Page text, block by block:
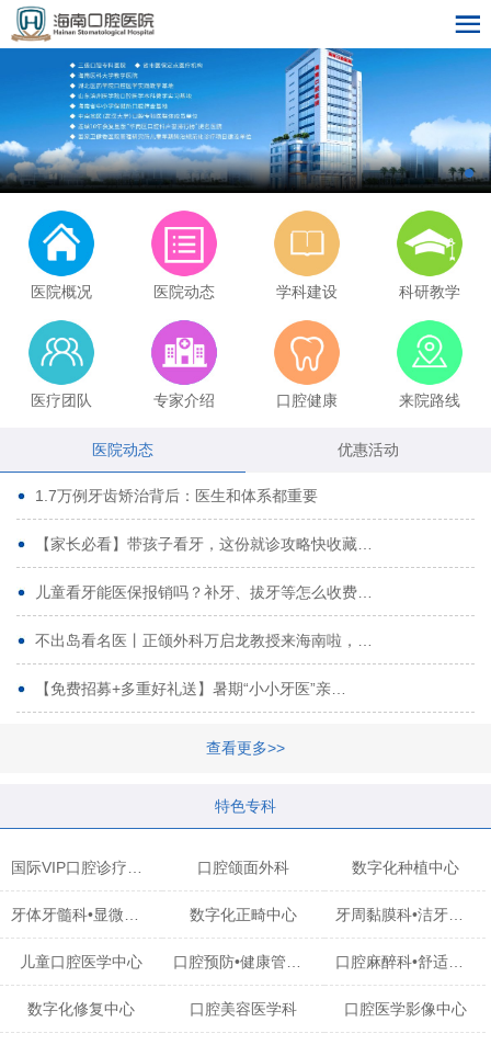
医院概况 医院动态 学科建设 科研教学
医疗团队 专家介绍 口腔健康 来院路线
医院动态 优惠活动
1.7万例牙齿矫治背后：医生和体系都重要
【家长必看】带孩子看牙，这份就诊攻略快收藏…
儿童看牙能医保报销吗？补牙、拔牙等怎么收费…
不出岛看名医丨正颌外科万启龙教授来海南啦，…
【免费招募+多重好礼送】暑期“小小牙医”亲…
查看更多>>
特色专科
口腔颌面外科 数字化种植中心
数字化正畸中心 牙周黏膜科•洁牙中心
儿童口腔医学中心 口腔麻醉科•舒适化诊疗中心
数字化修复中心 口腔美容医学科 口腔医学影像中心